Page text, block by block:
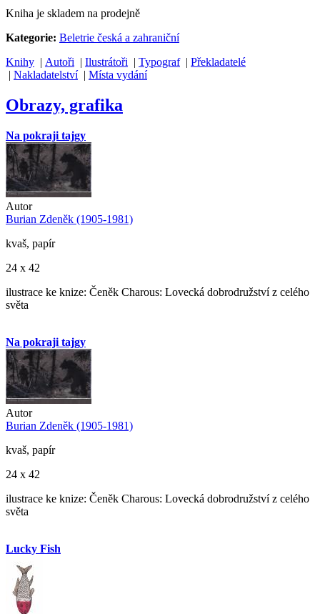
Kniha je skladem na prodejně
Kategorie: Beletrie česká a zahraniční
Knihy | Autoři | Ilustrátoři | Typograf| Překladatelé
| Nakladatelství| Místa vydání
Obrazy, grafika
Na pokraji tajgy
Autor
Burian Zdeněk (1905-1981)
kvaš, papír
24 x 42
ilustrace ke knize: Čeněk Charous: Lovecká dobrodružství z celého
světa
Na pokraji tajgy
Autor
Burian Zdeněk (1905-1981)
kvaš, papír
24 x 42
ilustrace ke knize: Čeněk Charous: Lovecká dobrodružství z celého
světa
Lucky Fish